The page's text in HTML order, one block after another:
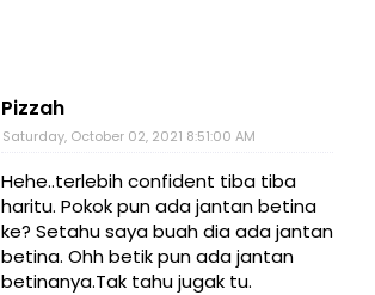
Pizzah
Saturday, October 02, 2021 8:51:00 AM
Hehe..terlebih confident tiba tiba
haritu. Pokok pun ada jantan betina
ke? Setahu saya buah dia ada jantan
betina. Ohh betik pun ada jantan
betinanya.Tak tahu jugak tu.